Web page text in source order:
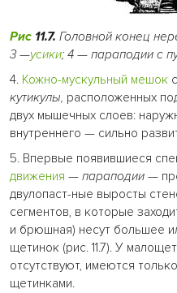
Рис 11.7. Головной конец
3—усики; 4 — параподии с
4. Кожно-мускульный мешок
кутикулы, расположенных
двух мышечных слоев:
внутреннего — сильно
5. Впервые появившиеся
движения — параподии —
двулопаст-ные выросты
сегментов, в которые
и брюшная) несут большее
щетинок (рис. 11.7). У
отсутствуют, имеются
щетинками.